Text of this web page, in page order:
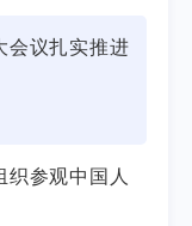
会议扎实推进
参观中国人